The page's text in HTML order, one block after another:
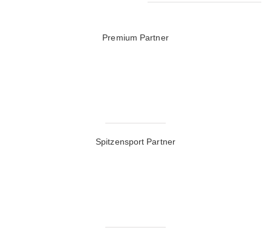
Premium Partner
Spitzensport Partner